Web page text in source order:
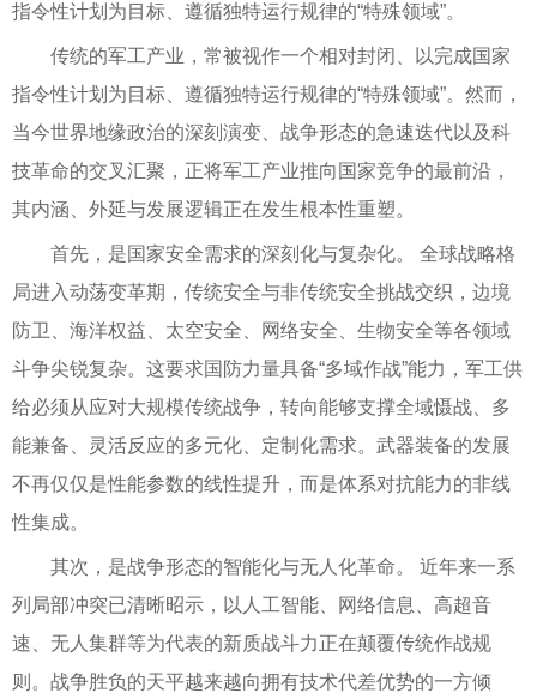
指令性计划为目标、遵循独特运行规律的“特殊领域”。
传统的军工产业，常被视作一个相对封闭、以完成国家
指令性计划为目标、遵循独特运行规律的“特殊领域”。然而，
当今世界地缘政治的深刻演变、战争形态的急速迭代以及科
技革命的交叉汇聚，正将军工产业推向国家竞争的最前沿，
其内涵、外延与发展逻辑正在发生根本性重塑。
首先，是国家安全需求的深刻化与复杂化。 全球战略格
局进入动荡变革期，传统安全与非传统安全挑战交织，边境
防卫、海洋权益、太空安全、网络安全、生物安全等各领域
斗争尖锐复杂。这要求国防力量具备“多域作战”能力，军工供
给必须从应对大规模传统战争，转向能够支撑全域慑战、多
能兼备、灵活反应的多元化、定制化需求。武器装备的发展
不再仅仅是性能参数的线性提升，而是体系对抗能力的非线
性集成。
其次，是战争形态的智能化与无人化革命。 近年来一系
列局部冲突已清晰昭示，以人工智能、网络信息、高超音
速、无人集群等为代表的新质战斗力正在颠覆传统作战规
则。战争胜负的天平越来越向拥有技术代差优势的一方倾